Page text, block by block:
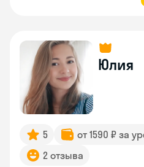
Юлия
5 от 1590 ₽ за
2 отзыва